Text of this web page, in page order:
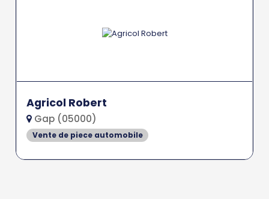
Agricol Robert
Gap (05000)
Vente de piece automobile